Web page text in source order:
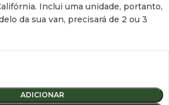
Inclui uma unidade, portanto,
da sua van, precisará de 2 ou 3
ADICIONAR